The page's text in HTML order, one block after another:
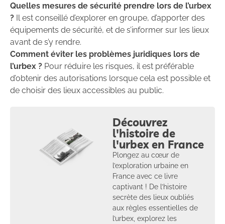
Quelles mesures de sécurité prendre lors de l’urbex
? Il est conseillé d’explorer en groupe, d’apporter des
équipements de sécurité, et de s’informer sur les lieux
avant de s’y rendre.
Comment éviter les problèmes juridiques lors de
l’urbex ? Pour réduire les risques, il est préférable
d’obtenir des autorisations lorsque cela est possible et
de choisir des lieux accessibles au public.
Découvrez
l'histoire de
l'urbex en France
Plongez au cœur de
l’exploration urbaine en
France avec ce livre
captivant ! De l’histoire
secrète des lieux oubliés
aux règles essentielles de
l’urbex, explorez les